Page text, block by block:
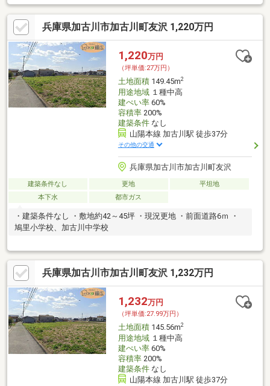
兵庫県加古川市加古川町友沢 1,220万円
1,220万円
（坪単価:27万円）
土地面積149.45m2
用途地域１種中高
建ぺい率60%
容積率200%
建築条件なし
山陽本線 加古川駅 徒歩37分
その他の交通
兵庫県加古川市加古川町友沢
建築条件なし 更地
平坦地
本下水
都市ガス
・建築条件なし ・敷地約42～45坪 ・現況更地 ・前面道路6ｍ ・
鳩里小学校、加古川中学校
兵庫県加古川市加古川町友沢 1,232万円
1,232万円
（坪単価:27.99万円）
土地面積145.56m2
用途地域１種中高
建ぺい率60%
容積率200%
建築条件なし
山陽本線 加古川駅 徒歩37分